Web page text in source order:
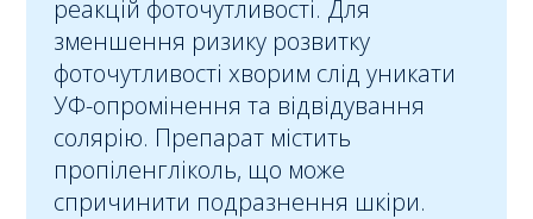
реакцій фоточутливості. Для
зменшення ризику розвитку
фоточутливості хворим слід уникати
УФ-опромінення та відвідування
солярію. Препарат містить
пропіленгліколь, що може
спричинити подразнення шкіри.